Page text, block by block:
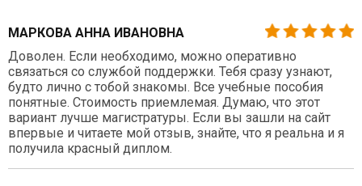
МАРКОВА АННА ИВАНОВНА
Доволен. Если необходимо, можно оперативно
связаться со службой поддержки. Тебя сразу узнают,
будто лично с тобой знакомы. Все учебные пособия
понятные. Стоимость приемлемая. Думаю, что этот
вариант лучше магистратуры. Если вы зашли на сайт
впервые и читаете мой отзыв, знайте, что я реальна и я
получила красный диплом.